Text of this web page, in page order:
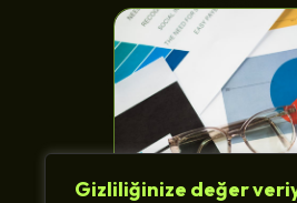
Gizliliğinize değer